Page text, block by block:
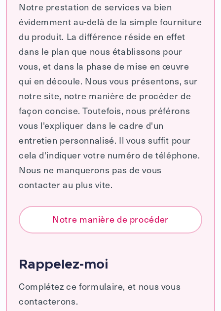
Notre prestation de services va bien
évidemment au-delà de la simple fourniture
du produit. La différence réside en effet
dans le plan que nous établissons pour
vous, et dans la phase de mise en œuvre
qui en découle. Nous vous présentons, sur
notre site, notre manière de procéder de
façon concise. Toutefois, nous préférons
vous l'expliquer dans le cadre d'un
entretien personnalisé. Il vous suffit pour
cela d'indiquer votre numéro de téléphone.
Nous ne manquerons pas de vous
contacter au plus vite.
Notre manière de procéder
Rappelez-moi
Complétez ce formulaire, et nous vous
contacterons.